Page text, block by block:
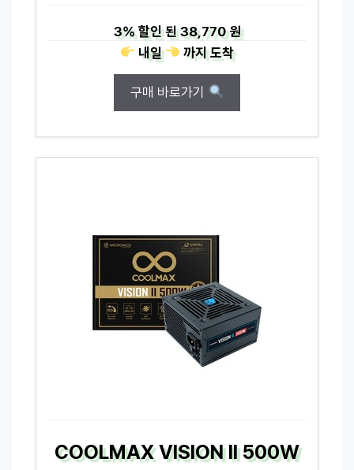
3%할인 된38,770 원
내일
까지도착
구매 바로가기
COOLMAX VISION II 500W